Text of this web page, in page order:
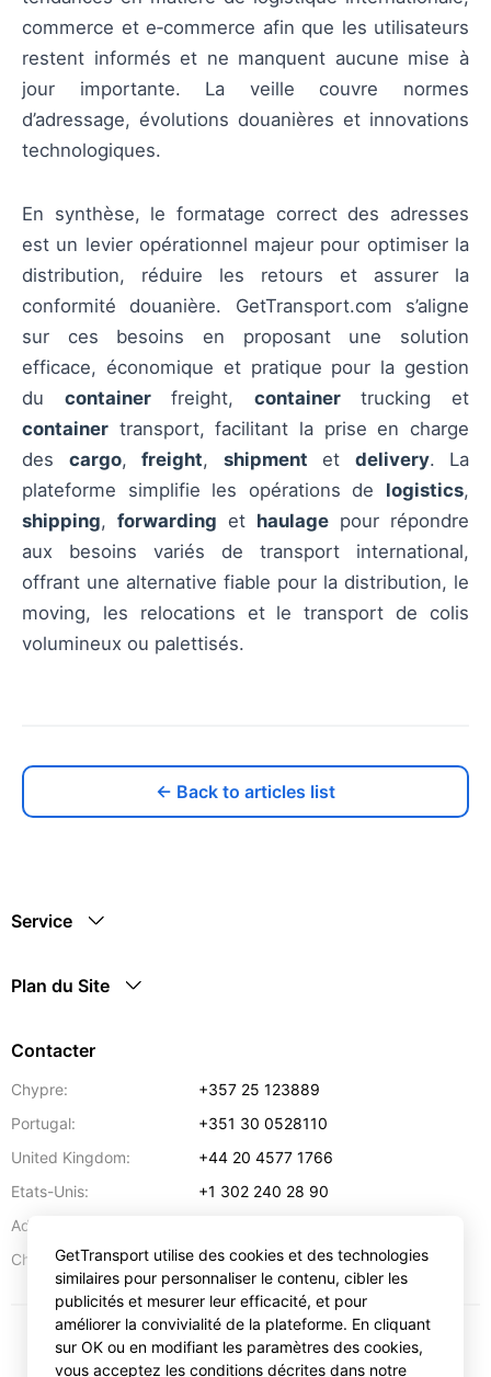
commerce et e‑commerce afin que les utilisateurs
restent informés et ne manquent aucune mise à
jour importante. La veille couvre normes
d’adressage, évolutions douanières et innovations
technologiques.
En synthèse, le formatage correct des adresses
est un levier opérationnel majeur pour optimiser la
distribution, réduire les retours et assurer la
conformité douanière. GetTransport.com s’aligne
sur ces besoins en proposant une solution
efficace, économique et pratique pour la gestion
du containerfreight, containertrucking et
container transport, facilitant la prise en charge
des cargo, freight, shipment et delivery. La
plateforme simplifie les opérations de logistics,
shipping, forwarding et haulage pour répondre
aux besoins variés de transport international,
offrant une alternative fiable pour la distribution, le
moving, les relocations et le transport de colis
volumineux ou palettisés.
← Back to articles list
Service
Plan du Site
Contacter
Chypre:
+357 25 123889
Portugal:
+351 30 0528110
United Kingdom:
+44 20 4577 1766
Etats-Unis:
+1 302 240 28 90
Adresse:
Chypre:
57 Spyrou Kyprianou,Larnaca 6051
EUR
GetTransport utilise des cookies et des technologies
similaires pour personnaliser le contenu, cibler les
publicités et mesurer leur efficacité, et pour
améliorer la convivialité de la plateforme. En cliquant
sur OK ou en modifiant les paramètres des cookies,
vous acceptez les conditions décrites dans notre